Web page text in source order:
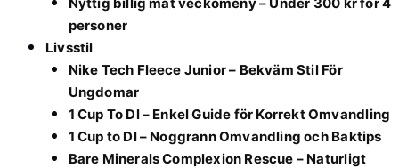
personer
Livsstil
Nike Tech Fleece Junior – Bekväm Stil För
Ungdomar
1 Cup To Dl – Enkel Guide för Korrekt Omvandling
1 Cup to Dl – Noggrann Omvandling och Baktips
Bare Minerals Complexion Rescue – Naturligt